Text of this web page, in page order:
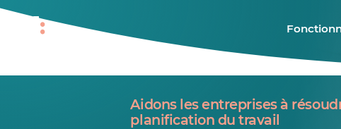
Aidons les entreprises à
planification du travail